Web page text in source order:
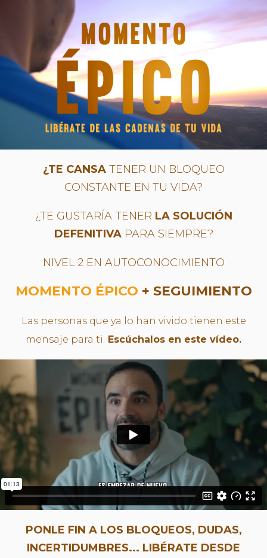
¿TE CANSA TENER UN BLOQUEO
CONSTANTE EN TU VIDA?
¿TE GUSTARÍA TENER LA SOLUCIÓN
DEFENITIVA PARA SIEMPRE?
NIVEL 2 EN AUTOCONOCIMIENTO
MOMENTO ÉPICO + SEGUIMIENTO
Las personas que ya lo han vivido tienen este
mensaje para ti. Escúchalos en este vídeo.
PONLE FIN A LOS BLOQUEOS, DUDAS,
INCERTIDUMBRES... LIBÉRATE DESDE